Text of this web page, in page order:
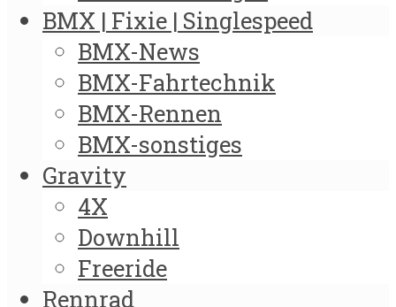
BMX | Fixie | Singlespeed
BMX-News
BMX-Fahrtechnik
BMX-Rennen
BMX-sonstiges
Gravity
4X
Downhill
Freeride
Rennrad